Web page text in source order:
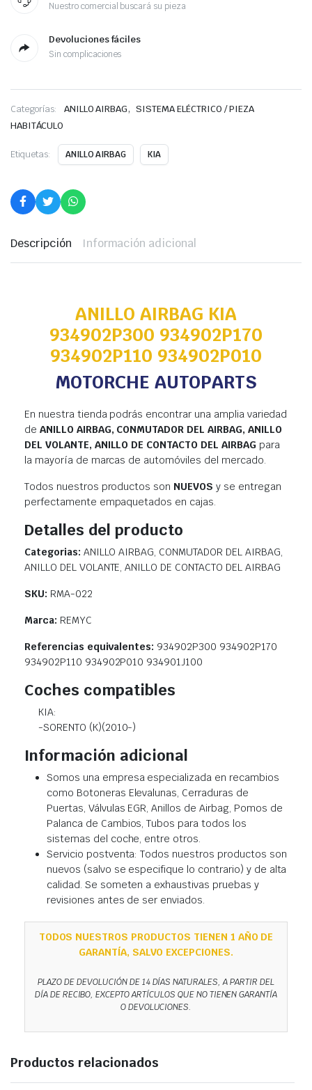
Nuestro comercial buscará su pieza
Devoluciones fáciles
Sin complicaciones
Categorías: ANILLO AIRBAG, SISTEMA ELÉCTRICO / PIEZA
HABITÁCULO
Etiquetas: ANILLO AIRBAG KIA
Descripción Información adicional
ANILLO AIRBAG KIA
934902P300 934902P170
934902P110 934902P010
MOTORCHE AUTOPARTS
En nuestra tienda podrás encontrar una amplia variedad
de ANILLO AIRBAG, CONMUTADOR DEL AIRBAG, ANILLO
DEL VOLANTE, ANILLO DE CONTACTO DEL AIRBAG para
la mayoría de marcas de automóviles del mercado.
Todos nuestros productos son NUEVOS y se entregan
perfectamente empaquetados en cajas.
Detalles del producto
Categorias: ANILLO AIRBAG, CONMUTADOR DEL AIRBAG,
ANILLO DEL VOLANTE, ANILLO DE CONTACTO DEL AIRBAG
SKU: RMA-022
Marca: REMYC
Referencias equivalentes: 934902P300 934902P170
934902P110 934902P010 934901J100
Coches compatibles
KIA:
-SORENTO (K)(2010-)
Información adicional
Somos una empresa especializada en recambios
como Botoneras Elevalunas, Cerraduras de
Puertas, Válvulas EGR, Anillos de Airbag, Pomos de
Palanca de Cambios, Tubos para todos los
sistemas del coche, entre otros.
Servicio postventa: Todos nuestros productos son
nuevos (salvo se especifique lo contrario) y de alta
calidad. Se someten a exhaustivas pruebas y
revisiones antes de ser enviados.
TODOS NUESTROS PRODUCTOS TIENEN 1 AÑO DE
GARANTÍA, SALVO EXCEPCIONES.
PLAZO DE DEVOLUCIÓN DE 14 DÍAS NATURALES, A PARTIR DEL
DÍA DE RECIBO, EXCEPTO ARTÍCULOS QUE NO TIENEN GARANTÍA
O DEVOLUCIONES.
Productos relacionados